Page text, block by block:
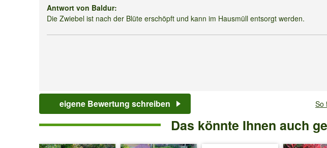
Glamour'
Antwort von Baldur:
Die Zwiebel ist nach der Blüte erschöpft und kann im Hausmüll entsorgt werden.
eigene Bewertung schreiben So
Das könnte Ihnen auch